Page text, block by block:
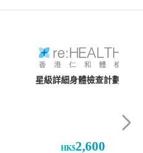
星級詳細身體檢查計劃
HK$2,600